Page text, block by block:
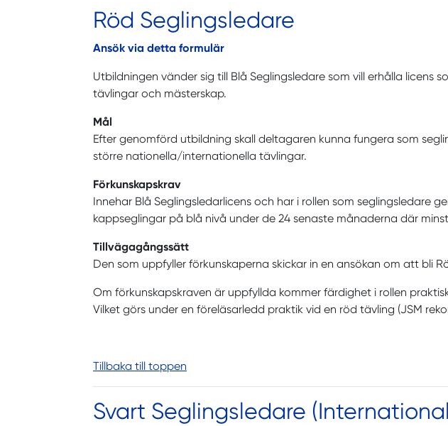
Röd Seglingsledare
Ansök via detta formulär
Utbildningen vänder sig till Blå Seglingsledare som vill erhålla licens
tävlingar och mästerskap.
Mål
Efter genomförd utbildning skall deltagaren kunna fungera som
större nationella/internationella tävlingar.
Förkunskapskrav
Innehar Blå Seglingsledarlicens och har i rollen som seglingsledare
kappseglingar på blå nivå under de 24 senaste månaderna där
Tillvägagångssätt
Den som uppfyller förkunskaperna skickar in en ansökan om att bli
Om förkunskapskraven är uppfyllda kommer färdighet i rollen
Vilket görs under en föreläsarledd praktik vid en röd tävling (JSM
Tillbaka till toppen
Svart Seglingsledare